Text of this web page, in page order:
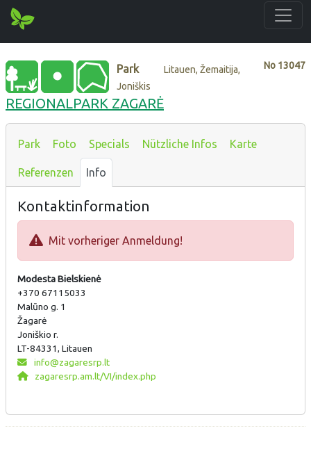
No 13047
Park
Litauen, Žemaitija,
Joniškis
REGIONALPARK ZAGARĖ
Park Foto Specials Nützliche Infos Karte
Referenzen Info
Kontaktinformation
Mit vorheriger Anmeldung!
Modesta Bielskienė
+370 67115033
Malūno g. 1
Žagarė
Joniškio r.
LT-84331, Litauen
info@zagaresrp.lt
zagaresrp.am.lt/VI/index.php